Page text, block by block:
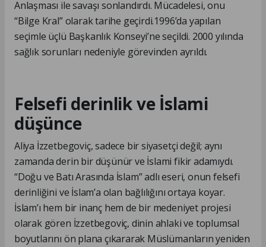
Anlaşması ile savaşı sonlandırdı. Mücadelesi, onu
“Bilge Kral” olarak tarihe geçirdi.1996’da yapılan
seçimle üçlü Başkanlık Konseyi’ne seçildi. 2000 yılında
sağlık sorunları nedeniyle görevinden ayrıldı.
Felsefi derinlik ve İslami
düşünce
Aliya İzzetbegoviç, sadece bir siyasetçi değil; aynı
zamanda derin bir düşünür ve İslami fikir adamıydı.
“Doğu ve Batı Arasında İslam” adlı eseri, onun felsefi
derinliğini ve İslam’a olan bağlılığını ortaya koyar.
İslam’ı hem bir inanç hem de bir medeniyet projesi
olarak gören İzzetbegoviç, dinin ahlaki ve toplumsal
boyutlarını ön plana çıkararak Müslümanların yeniden